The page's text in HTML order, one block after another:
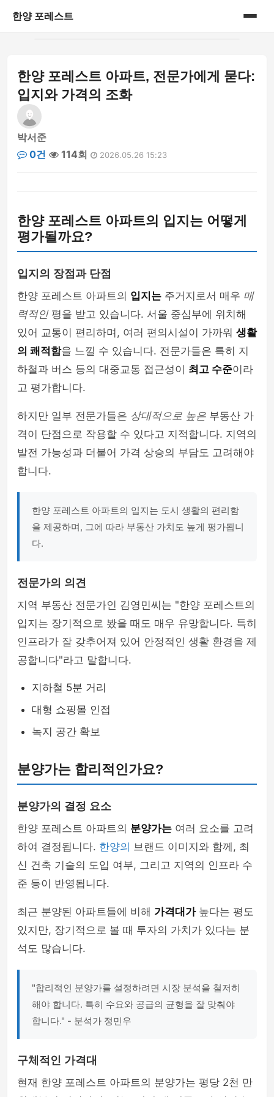
한양 포레스트
게시판
한양 포레스트 아파트, 전문가에게 묻다:
입지와 가격의 조화
박서준
0건
114회 2026.05.26 15:23
한양 포레스트 아파트의 입지는 어떻게
평가될까요?
입지의 장점과 단점
한양 포레스트 아파트의 입지는 주거지로서 매우 매
력적인평을 받고 있습니다. 서울 중심부에 위치해
있어 교통이 편리하며, 여러 편의시설이 가까워 생활
의 쾌적함을 느낄 수 있습니다. 전문가들은 특히 지
하철과 버스 등의 대중교통 접근성이 최고 수준이라
고 평가합니다.
하지만 일부 전문가들은 상대적으로 높은 부동산 가
격이 단점으로 작용할 수 있다고 지적합니다. 지역의
발전 가능성과 더불어 가격 상승의 부담도 고려해야
합니다.
한양 포레스트 아파트의 입지는 도시 생활의 편리함
을 제공하며, 그에 따라 부동산 가치도 높게 평가됩니
다.
전문가의 의견
지역 부동산 전문가인 김영민씨는 "한양 포레스트의
입지는 장기적으로 봤을 때도 매우 유망합니다. 특히
인프라가 잘 갖추어져 있어 안정적인 생활 환경을 제
공합니다"라고 말합니다.
지하철 5분 거리
대형 쇼핑몰 인접
녹지 공간 확보
분양가는 합리적인가요?
분양가의 결정 요소
한양 포레스트 아파트의 분양가는 여러 요소를 고려
하여 결정됩니다. 한양의 브랜드 이미지와 함께, 최
신 건축 기술의 도입 여부, 그리고 지역의 인프라 수
준 등이 반영됩니다.
최근 분양된 아파트들에 비해 가격대가높다는 평도
있지만, 장기적으로 볼 때 투자의 가치가 있다는 분
석도 많습니다.
"합리적인 분양가를 설정하려면 시장 분석을 철저히
해야 합니다. 특히 수요와 공급의 균형을 잘 맞춰야
합니다." - 분석가 정민우
구체적인 가격대
현재 한양 포레스트 아파트의 분양가는 평당 2천 만